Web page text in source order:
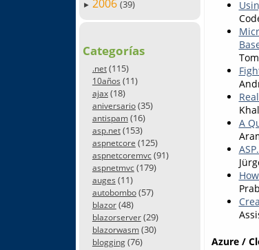
► 2006 (39)
Categorías
.net(115)
10años (11)
ajax(18)
aniversario(35)
antispam(16)
asp.net(153)
aspnetcore (125)
aspnetcoremvc(91)
aspnetmvc(179)
auges (11)
autobombo(57)
blazor(48)
blazorserver(29)
blazorwasm(30)
blogging(76)
A
Azure /